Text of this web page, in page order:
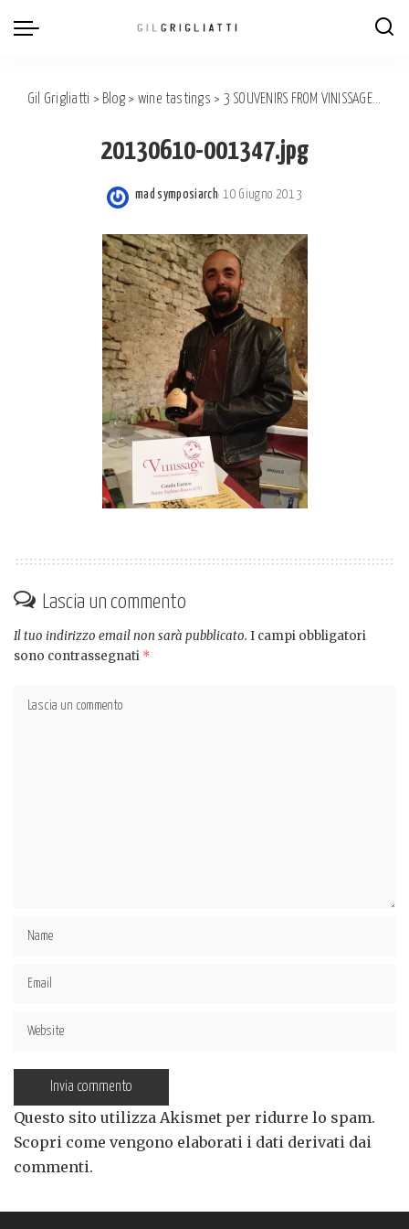
Gil Grigliatti > Blog > wine tastings > 3 SOUVENIRS FROM VINISSAGE 2013, ASTI.
20130610-001347.jpg
Posted
mad symposiarch 10 Giugno 2013
Lascia un commento
Il tuo indirizzo email non sarà pubblicato. I campi obbligatori
sono contrassegnati *
Questo sito utilizza Akismet per ridurre lo spam.
Scopri come vengono elaborati i dati derivati dai
commenti.